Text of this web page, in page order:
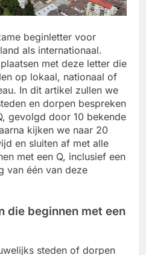
beginletter voor
als internationaal.
met deze letter die
op lokaal, nationaal of
In dit artikel zullen we
en dorpen bespreken
gevolgd door 10 bekende
kijken we naar 20
en sluiten af met alle
met een Q, inclusief een
van één van deze
die beginnen met een
steden of dorpen